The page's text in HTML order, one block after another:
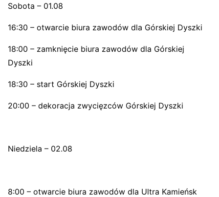
Sobota – 01.08
16:30 – otwarcie biura zawodów dla Górskiej Dyszki
18:00 – zamknięcie biura zawodów dla Górskiej
Dyszki
18:30 – start Górskiej Dyszki
20:00 – dekoracja zwycięzców Górskiej Dyszki
Niedziela – 02.08
8:00 – otwarcie biura zawodów dla Ultra Kamieńsk